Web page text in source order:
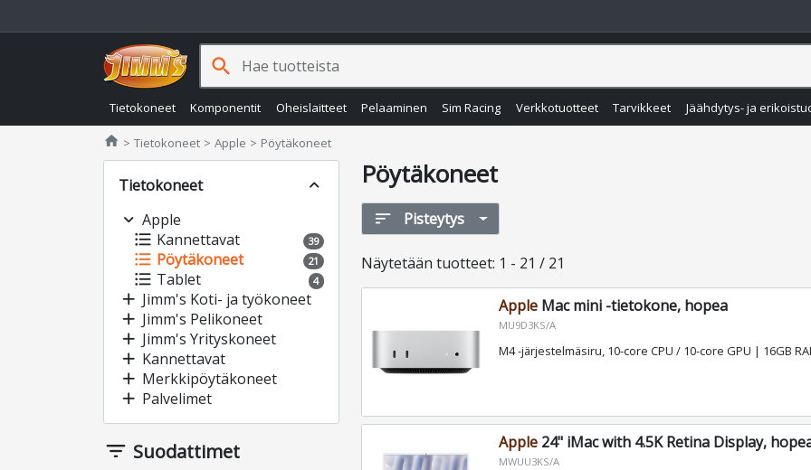
Tietokoneet Komponentit Oheislaitteet Pelaaminen Sim Racing Verkkotuotteet Tarvikkeet Jäähdytys- ja
search
home Jimms.fi
Tietokoneet Apple Pöytäkoneet
Tietokoneet
expand_less
expand_more Apple
format_list_bulleted Kannettavat 39
format_list_bulleted Pöytäkoneet 21
format_list_bulleted Tablet 4
add Jimm's Koti- ja työkoneet
add Jimm's Pelikoneet
add Jimm's Yrityskoneet
add Kannettavat
add Merkkipöytäkoneet
add Palvelimet
filter_list Suodattimet
Pöytäkoneet
sort Pisteytys
Näytetään tuotteet: 1 - 21 / 21
AppleMac mini -tietokone, hopea
MU9D3KS/A
M4 -järjestelmäsiru, 10-core CPU / 10-core GPU | 16GB
Apple24" iMac with 4.5K Retina Display,
MWUU3KS/A